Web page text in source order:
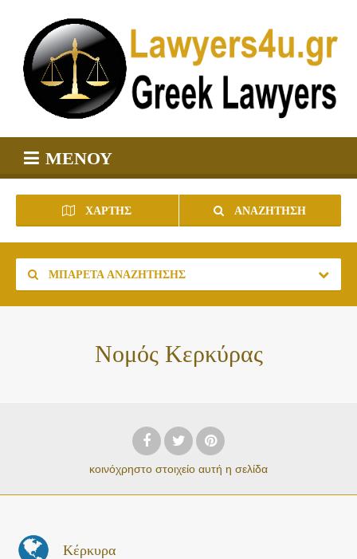
ΜΕΝΟΎ
ΧΆΡΤΗΣ ΑΝΑΖΉΤΗΣΗ
ΜΠΑΡΈΤΑ ΑΝΑΖΉΤΗΣΗΣ
Νομός Κερκύρας
κοινόχρηστο στοιχείο αυτή η σελίδα
Κέρκυρα